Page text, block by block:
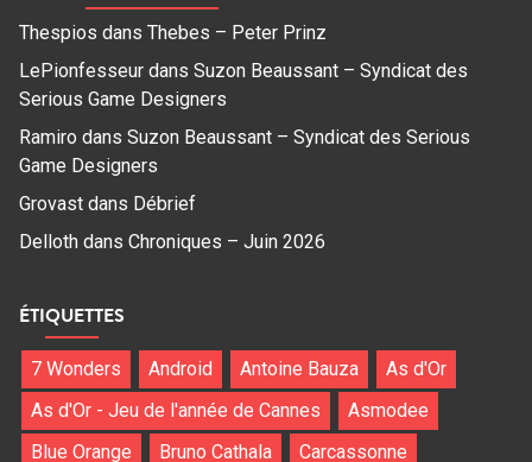
Thespios dans Thebes – Peter Prinz
LePionfesseur dans Suzon Beaussant – Syndicat des
Serious Game Designers
Ramiro dans Suzon Beaussant – Syndicat des Serious
Game Designers
Grovast dans Débrief
Delloth dans Chroniques – Juin 2026
ÉTIQUETTES
7 Wonders Android Antoine Bauza
As d'Or
As d'Or - Jeu de l'année de Cannes
Asmodee
Blue Orange
Bruno Cathala
Carcassonne